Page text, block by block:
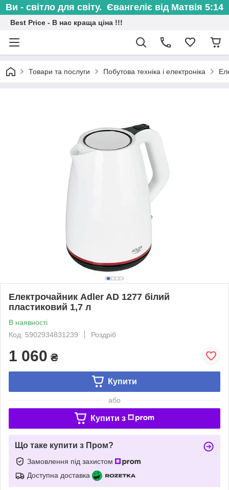
Ви - світло для світу. Євангеліє від Матвія 5:14
Best Price - В нас краща ціна !!!
Товари та послуги Побутова техніка і електроніка
Електрочайник Adler AD 1277 білий
пластиковий 1,7 л
В наявності
Код: 5902934831239
Роздріб
1 060 ₴
Купити
або
Купити з
Що таке купити з Пром?
Замовлення під захистом
Доступна доставка